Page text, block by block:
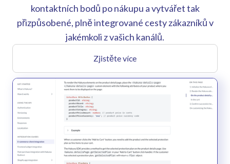
kontaktních bodů po nákupu a vytvářet tak
přizpůsobené, plně integrované cesty zákazníků v
jakémkoli z vašich kanálů.
Zjistěte více